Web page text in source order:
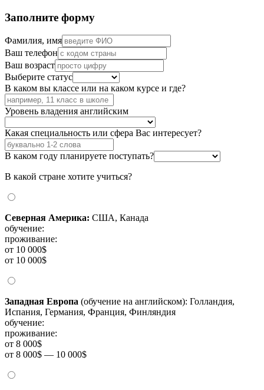
Заполните форму
Фамилия, имя
Ваш телефон
Ваш возраст
Выберите статус
В каком вы классе или на каком курсе и где?
Уровень владения английским
Какая специальность или сфера Вас интересует?
В каком году планируете поступать?
В какой стране хотите учиться?
Северная Америка: США, Канада
обучение:
проживание:
от 10 000$
от 10 000$
Западная Европа (обучение на английском): Голландия,
Испания, Германия, Франция, Финляндия
обучение:
проживание:
от 8 000$
от 8 000$ — 10 000$